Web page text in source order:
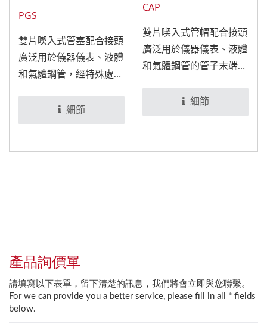
PGS
雙片喫入式管塞配合接頭
廣泛用於儀器儀表、液體
和氣體鋼管，經特殊處理
細節
CAP
雙片喫入式管帽配合接頭
廣泛用於儀器儀表、液體
和氣體鋼管的管子末端
住，達到密封效果。
細節